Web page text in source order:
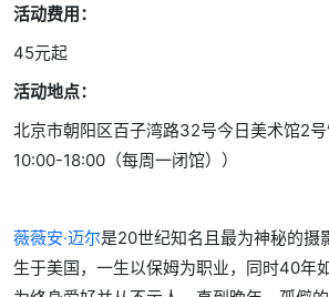
活动费用：
45元起
活动地点：
北京市朝阳区百子湾路32号今日美术馆2号
10:00-18:00（每周一闭馆））
薇薇安·迈尔是20世纪知名且最为神秘的摄
生于美国，一生以保姆为职业，同时40年